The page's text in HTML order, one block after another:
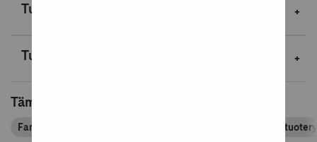
Tuotekuvaus
Tuotetiedot
Tämä tuote kuuluu tuoteryhmiin
Fantasiakirjallisuus Kirjapassin